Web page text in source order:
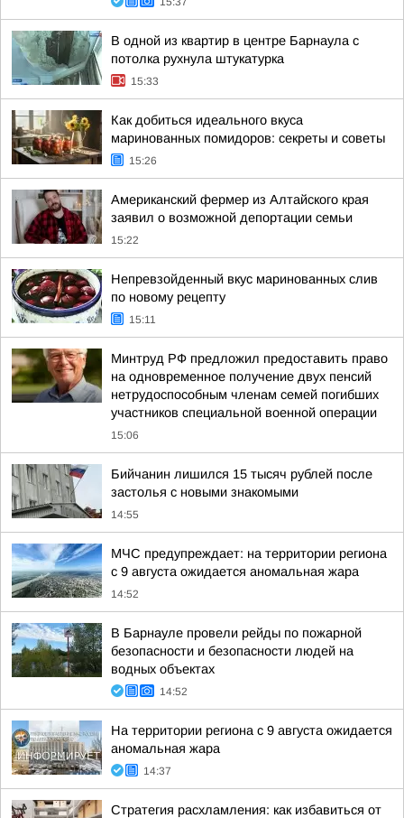
В одной из квартир в центре Барнаула с
потолка рухнула штукатурка
15:33
Как добиться идеального вкуса
маринованных помидоров: секреты и советы
15:26
Американский фермер из Алтайского края
заявил о возможной депортации семьи
15:22
Непревзойденный вкус маринованных слив
по новому рецепту
15:11
Минтруд РФ предложил предоставить право
на одновременное получение двух пенсий
нетрудоспособным членам семей погибших
участников специальной военной операции
15:06
Бийчанин лишился 15 тысяч рублей после
застолья с новыми знакомыми
14:55
МЧС предупреждает: на территории региона
с 9 августа ожидается аномальная жара
14:52
В Барнауле провели рейды по пожарной
безопасности и безопасности людей на
водных объектах
14:52
На территории региона с 9 августа ожидается
аномальная жара
14:37
Стратегия расхламления: как избавиться от